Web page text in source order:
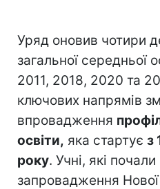
Уряд оновив чотири
загальної середньої
2011, 2018, 2020 та
ключових напрямів
впровадження
освіти, яка стартує з
року. Учні, які
запровадження